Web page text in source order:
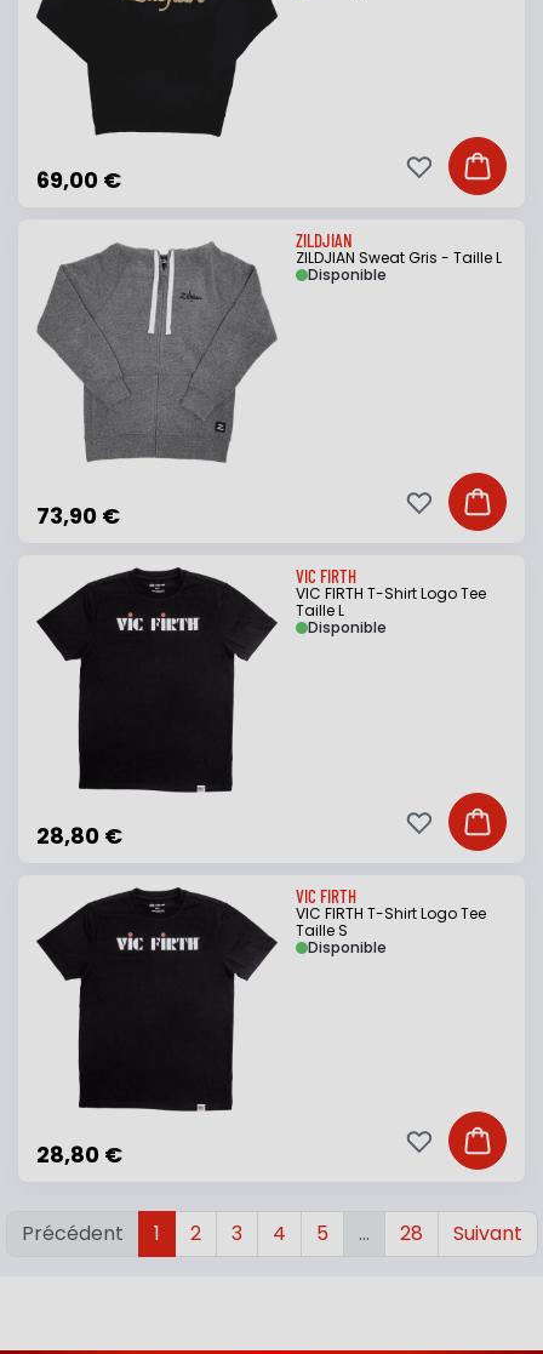
69,00 € Ajouter
Ajouter à ma
ZILDJIAN
ZILDJIAN Sweat Gris - Taille L
73,90 €
Disponible
Ajouter
Ajouter à ma
VIC FIRTH
VIC FIRTH T-Shirt Logo Tee
Taille L
28,80 €
Disponible
Ajouter
Ajouter à ma
VIC FIRTH
VIC FIRTH T-Shirt Logo Tee
Taille S
28,80 €
Disponible
Ajouter
Ajouter à ma
Précédent 1 2 3 4 5 … 28 Suivant